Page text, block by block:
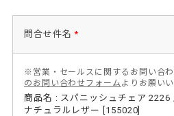
問合せ件名 *
※営業・セールスに関するお問い合わ
のお問い合わせフォーム よりお願いい
商品名 : スパニッシュチェア
ナチュラルレザー [155020]